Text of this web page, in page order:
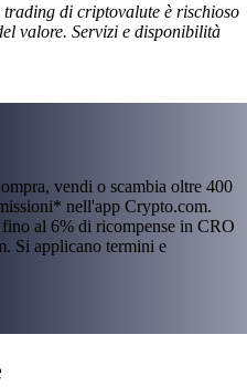
trading di criptovalute è rischioso
valore. Servizi e disponibilità
vendi o scambia oltre 400
nell'app Crypto.com.
al 6% di ricompense in CRO
Si applicano termini e